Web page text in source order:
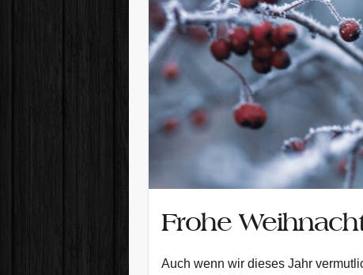
Frohe
Auch wenn wir dieses Jahr